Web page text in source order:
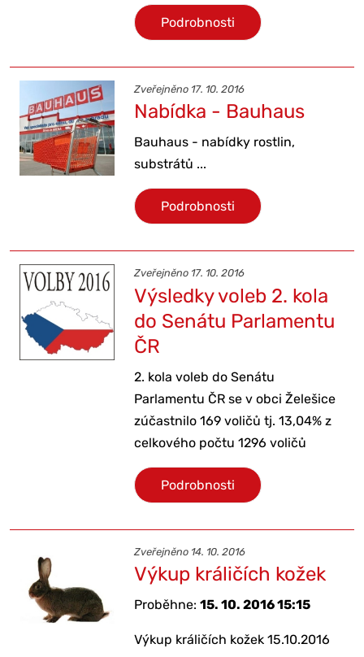
Podrobnosti
Zveřejněno 17. 10. 2016
Nabídka - Bauhaus
Bauhaus - nabídky rostlin,
substrátů ...
Podrobnosti
Zveřejněno 17. 10. 2016
Výsledky voleb 2. kola
do Senátu Parlamentu
ČR
2. kola voleb do Senátu
Parlamentu ČR se v obci Želešice
zúčastnilo 169 voličů tj. 13,04% z
celkového počtu 1296 voličů
Podrobnosti
Zveřejněno 14. 10. 2016
Výkup králičích kožek
Proběhne:15. 10. 2016 15:15
Výkup králičích kožek 15.10.2016